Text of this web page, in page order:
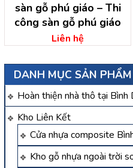
DANH MỤC SẢN PHẨM
Hoàn thiện nhà thô tại Bình
Kho Liên Kết
Cửa nhựa composite
Kho gỗ nhựa ngoài trời
sàn gỗ phú giáo – Thi
công sàn gỗ phú giáo
Liên hệ